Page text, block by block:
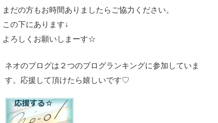
まだの方もお時間ありましたらご協力ください。
この下にあります↓
よろしくお願いしまーす☆
ネオのブログは２つのブログランキングに参加していま
す。応援して頂けたら嬉しいです♡